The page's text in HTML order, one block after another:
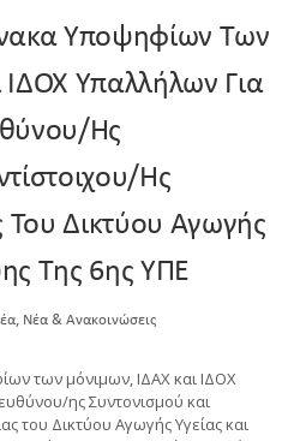
Υποψηφίων Των
Υπαλλήλων Για
ης
ης
Δικτύου Αγωγής
Της 6ης ΥΠΕ
, Νέα & Ανακοινώσεις
των μόνιμων, ΙΔΑΧ και ΙΔΟΧ
ης Συντονισμού και
του Δικτύου Αγωγής Υγείας και